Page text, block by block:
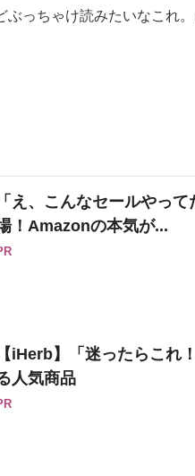
っちゃけ読みたいなこれ。
「え、こんなセールやっ
！Amazonの本気が...
【iHerb】「迷ったらこれ
人気商品